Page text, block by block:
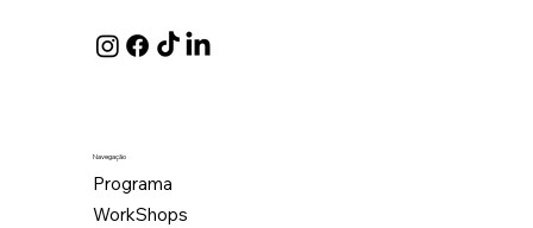
Navegação
Programa
WorkShops